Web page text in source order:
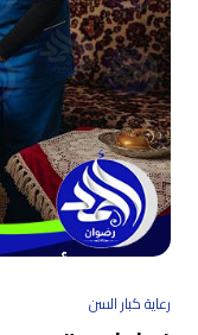
رعاية كبار السن